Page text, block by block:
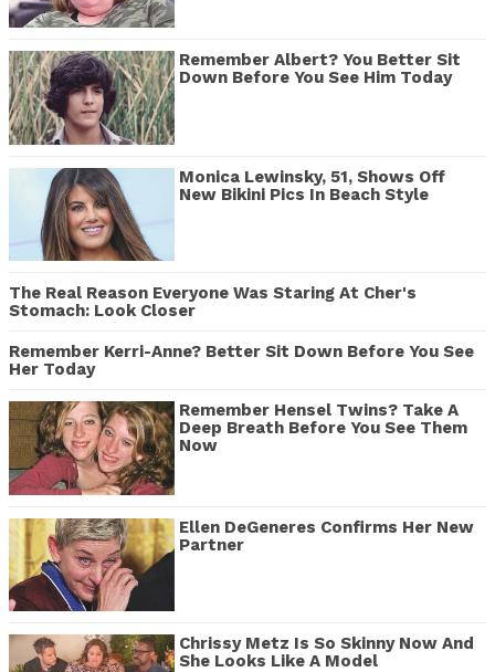
Remember Albert? You Better Sit
Down Before You See Him Today
Monica Lewinsky, 51, Shows Off
New Bikini Pics In Beach Style
The Real Reason Everyone Was Staring At Cher's
Stomach: Look Closer
Remember Kerri-Anne? Better Sit Down Before You See
Her Today
Remember Hensel Twins? Take A
Deep Breath Before You See Them
Now
Ellen DeGeneres Confirms Her New
Partner
Chrissy Metz Is So Skinny Now And
She Looks Like A Model